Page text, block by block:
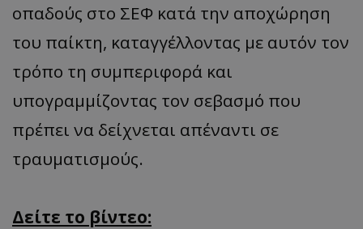
οπαδούς στο ΣΕΦ κατά την αποχώρηση
του παίκτη, καταγγέλλοντας με αυτόν τον
τρόπο τη συμπεριφορά και
υπογραμμίζοντας τον σεβασμό που
πρέπει να δείχνεται απέναντι σε
τραυματισμούς.
Δείτε το βίντεο: